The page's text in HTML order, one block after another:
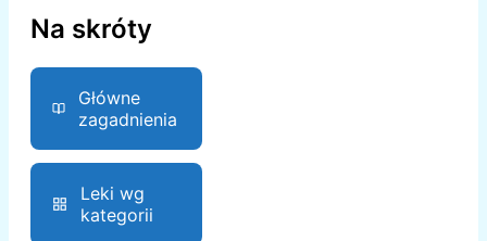
Na skróty
Główne
zagadnienia
Leki wg
kategorii